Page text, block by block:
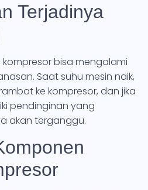
Terjadinya
kompresor bisa mengalami
Saat suhu mesin naik,
ke kompresor, dan jika
pendinginan yang
akan terganggu.